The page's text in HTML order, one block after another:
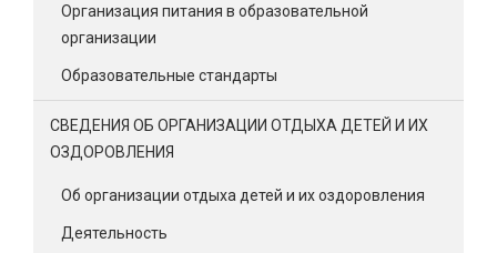
Организация питания в образовательной
организации
Образовательные стандарты
СВЕДЕНИЯ ОБ ОРГАНИЗАЦИИ ОТДЫХА ДЕТЕЙ И ИХ
ОЗДОРОВЛЕНИЯ
Об организации отдыха детей и их оздоровления
Деятельность